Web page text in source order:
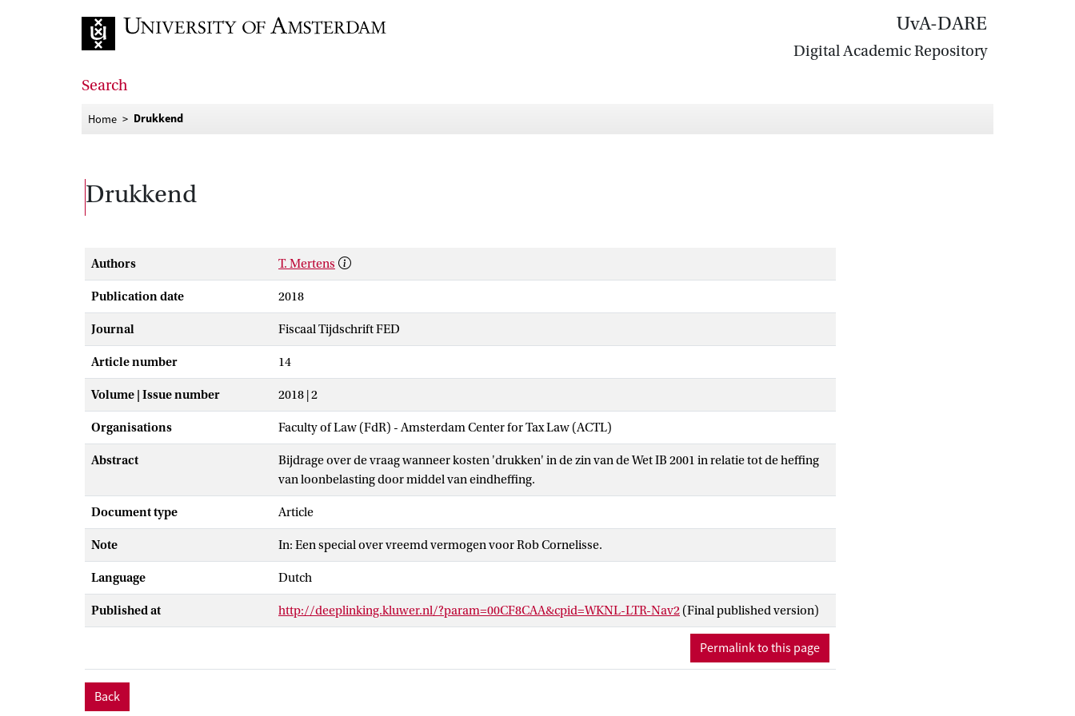
UvA-DARE
Digital Academic Repository
Search
Home Drukkend
Drukkend
Authors T. Mertens
Publication date 2018
Journal Fiscaal Tijdschrift FED
Article number 14
Volume | Issue number 2018 | 2
Organisations Faculty of Law (FdR) - Amsterdam Center for Tax Law (ACTL)
Abstract
Bijdrage over de vraag wanneer kosten 'drukken' in de zin van de Wet IB 2001 in relatie tot de heffing
van loonbelasting door middel van eindheffing.
Document type Article
Note In: Een special over vreemd vermogen voor Rob Cornelisse.
Language Dutch
Published at http://deeplinking.kluwer.nl/?param=00CF8CAA&cpid=WKNL-LTR-Nav2 (Final published version)
Permalink to this page
Back